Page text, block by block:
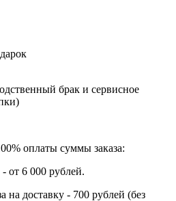
брак и сервисное
оплаты суммы заказа:
от 6 000 рублей.
на доставку - 700 рублей (без